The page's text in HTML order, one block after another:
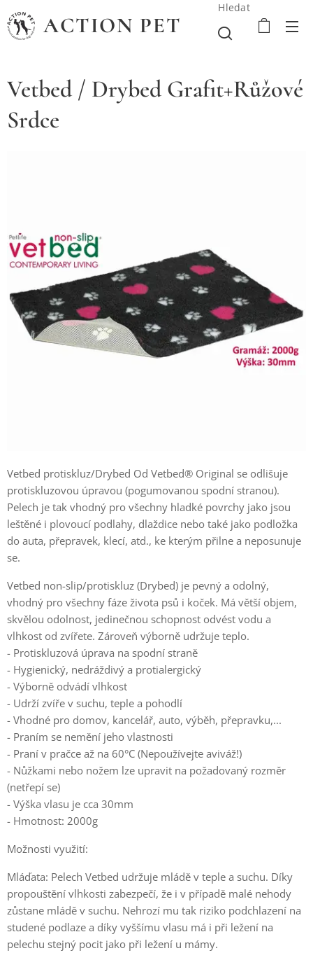
ACTION PET
Hledat
Vetbed / Drybed Grafit+Růžové
Srdce
Vetbed protiskluz/Drybed Od Vetbed® Original se odlišuje
protiskluzovou úpravou (pogumovanou spodní stranou).
Pelech je tak vhodný pro všechny hladké povrchy jako jsou
leštěné i plovoucí podlahy, dlaždice nebo také jako podložka
do auta, přepravek, klecí, atd., ke kterým přilne a neposunuje
se.
Vetbed non-slip/protiskluz (Drybed) je pevný a odolný,
vhodný pro všechny fáze života psů i koček. Má větší objem,
skvělou odolnost, jedinečnou schopnost odvést vodu a
vlhkost od zvířete. Zároveň výborně udržuje teplo.
- Protiskluzová úprava na spodní straně
- Hygienický, nedráždivý a protialergický
- Výborně odvádí vlhkost
- Udrží zvíře v suchu, teple a pohodlí
- Vhodné pro domov, kancelář, auto, výběh, přepravku,...
- Praním se nemění jeho vlastnosti
- Praní v pračce až na 60°C (Nepoužívejte aviváž!)
- Nůžkami nebo nožem lze upravit na požadovaný rozměr
(netřepí se)
- Výška vlasu je cca 30mm
- Hmotnost: 2000g
Možnosti využití:
Mláďata: Pelech Vetbed udržuje mládě v teple a suchu. Díky
propouštění vlhkosti zabezpečí, že i v případě malé nehody
zůstane mládě v suchu. Nehrozí mu tak riziko podchlazení na
studené podlaze a díky vyššímu vlasu má i při ležení na
pelechu stejný pocit jako při ležení u mámy.